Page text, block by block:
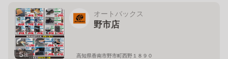
5枚
オートバックス
野市店
高知県香南市野市町西野１８９０